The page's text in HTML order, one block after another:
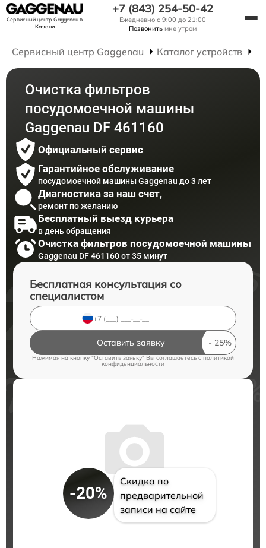
Сервисный центр Gaggenauв
Казани
+7 (843) 254-50-42
Ежедневно с 9:00 до 21:00
Позвонить мне утром
Сервисный центр Gaggenau Каталог устройств
Очистка фильтров
посудомоечной машины
Gaggenau DF 461160
Официальный сервис
Гарантийное обслуживание
посудомоечной машины Gaggenau до 3 лет
Диагностика за наш счет,
ремонт по желанию
Бесплатный выезд курьера
в день обращения
Очистка фильтров посудомоечной машины
Gaggenau DF 461160 от 35 минут
Бесплатная консультация со
специалистом
Оставить заявку
Нажимая на кнопку "Оставить заявку" Вы соглашаетесь cполитикой
конфиденциальности
-20%
Скидка по
предварительной
записи на сайте